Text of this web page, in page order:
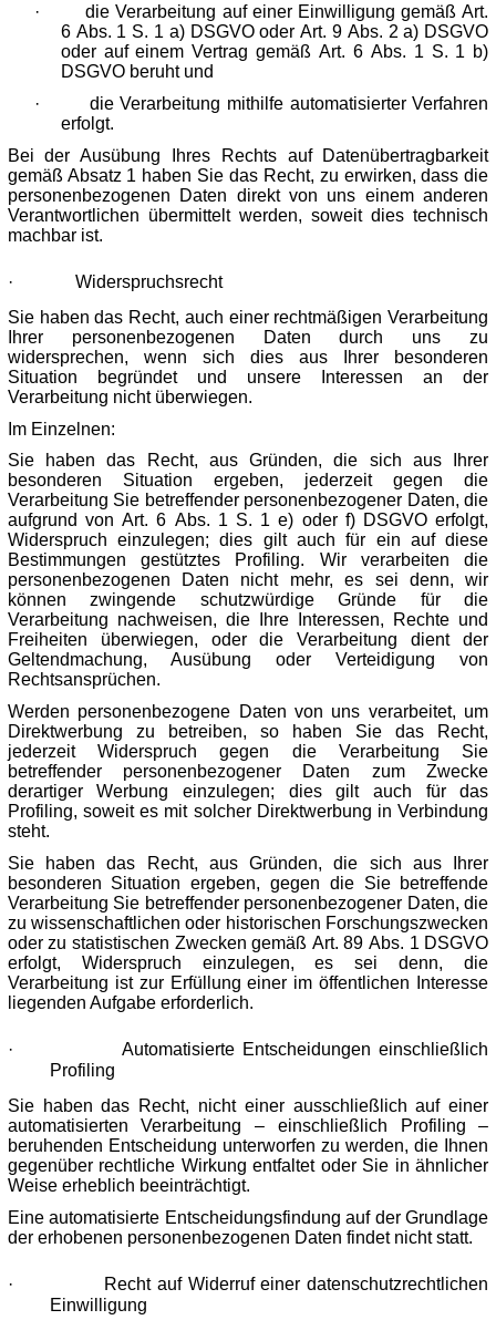
·
die Verarbeitung auf einer Einwilligung gemäß Art.
6 Abs. 1 S. 1 a) DSGVO oder Art. 9 Abs. 2 a) DSGVO
oder auf einem Vertrag gemäß Art. 6 Abs. 1 S. 1 b)
DSGVO beruht und
·
die Verarbeitung mithilfe automatisierter Verfahren
erfolgt.
Bei der Ausübung Ihres Rechts auf Datenübertragbarkeit
gemäß Absatz 1 haben Sie das Recht, zu erwirken, dass die
personenbezogenen Daten direkt von uns einem anderen
Verantwortlichen übermittelt werden, soweit dies technisch
machbar ist.
·
Widerspruchsrecht
Sie haben das Recht, auch einer rechtmäßigen Verarbeitung
Ihrer personenbezogenen Daten durch uns zu
widersprechen, wenn sich dies aus Ihrer besonderen
Situation begründet und unsere Interessen an der
Verarbeitung nicht überwiegen.
Im Einzelnen:
Sie haben das Recht, aus Gründen, die sich aus Ihrer
besonderen Situation ergeben, jederzeit gegen die
Verarbeitung Sie betreffender personenbezogener Daten, die
aufgrund von Art. 6 Abs. 1 S. 1 e) oder f) DSGVO erfolgt,
Widerspruch einzulegen; dies gilt auch für ein auf diese
Bestimmungen gestütztes Profiling. Wir verarbeiten die
personenbezogenen Daten nicht mehr, es sei denn, wir
können zwingende schutzwürdige Gründe für die
Verarbeitung nachweisen, die Ihre Interessen, Rechte und
Freiheiten überwiegen, oder die Verarbeitung dient der
Geltendmachung, Ausübung oder Verteidigung von
Rechtsansprüchen.
Werden personenbezogene Daten von uns verarbeitet, um
Direktwerbung zu betreiben, so haben Sie das Recht,
jederzeit Widerspruch gegen die Verarbeitung Sie
betreffender personenbezogener Daten zum Zwecke
derartiger Werbung einzulegen; dies gilt auch für das
Profiling, soweit es mit solcher Direktwerbung in Verbindung
steht.
Sie haben das Recht, aus Gründen, die sich aus Ihrer
besonderen Situation ergeben, gegen die Sie betreffende
Verarbeitung Sie betreffender personenbezogener Daten, die
zu wissenschaftlichen oder historischen Forschungszwecken
oder zu statistischen Zwecken gemäß Art. 89 Abs. 1 DSGVO
erfolgt, Widerspruch einzulegen, es sei denn, die
Verarbeitung ist zur Erfüllung einer im öffentlichen Interesse
liegenden Aufgabe erforderlich.
·
Automatisierte Entscheidungen einschließlich
Profiling
Sie haben das Recht, nicht einer ausschließlich auf einer
automatisierten Verarbeitung – einschließlich Profiling –
beruhenden Entscheidung unterworfen zu werden, die Ihnen
gegenüber rechtliche Wirkung entfaltet oder Sie in ähnlicher
Weise erheblich beeinträchtigt.
Eine automatisierte Entscheidungsfindung auf der Grundlage
der erhobenen personenbezogenen Daten findet nicht statt.
·
Recht auf Widerruf einer datenschutzrechtlichen
Einwilligung